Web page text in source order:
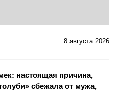
8 августа 2026
настоящая причина,
сбежала от мужа,